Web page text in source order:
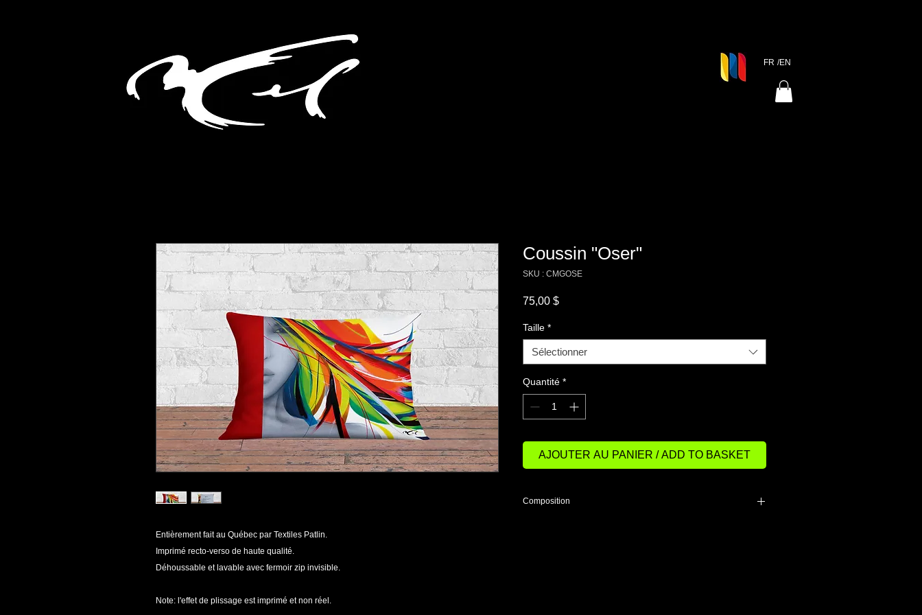
FR /EN
Entièrement fait au Québec par Textiles Patlin.
Imprimé recto-verso de haute qualité.
Déhoussable et lavable avec fermoir zip invisible.
Note: l'effet de plissage est imprimé et non réel.
Coussin "Oser"
SKU : CMGOSE
75,00 $Prix
Taille *
Sélectionner
Quantité *
AJOUTER AU PANIER / ADD TO BASKET
Composition